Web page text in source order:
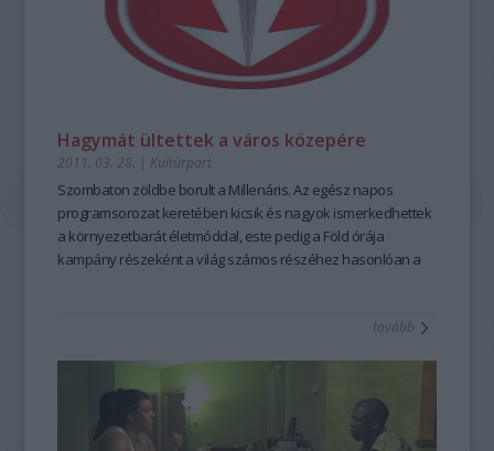
Hagymát ültettek a város közepére
2011. 03. 28. | Kultúrpart
Szombaton zöldbe borult a Millenáris. Az egész napos
programsorozat keretében kicsik és nagyok ismerkedhettek
a környezetbarát életmóddal, este pedig a Föld órája
kampány részeként a világ számos részéhez hasonlóan a
tovább